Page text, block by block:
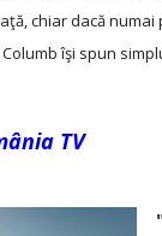
chiar dacă
îşi spun
TV